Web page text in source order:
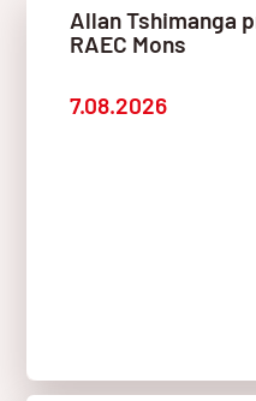
Allan Tshimanga
RAEC Mons
7.08.2026